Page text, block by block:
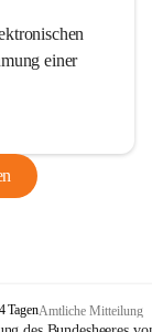
einer
TagenAmtliche Mitteilung